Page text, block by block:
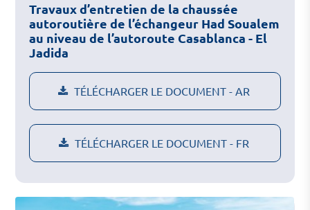
Travaux d’entretien de la chaussée
autoroutière de l’échangeur Had Soualem
au niveau de l’autoroute Casablanca - El
Jadida
TÉLÉCHARGER LE DOCUMENT - AR
TÉLÉCHARGER LE DOCUMENT - FR